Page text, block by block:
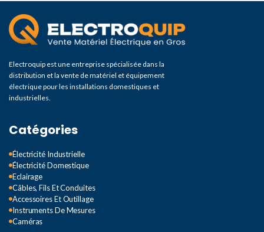
Electroquip est une entreprise spécialisée dans la
distribution et la vente de matériel et équipement
électrique pour les installations domestiques et
industrielles.
Catégories
Électricité Industrielle
Électricité Domestique
Eclairage
Câbles, Fils Et Conduites
Accessoires Et Outillage
Instruments De Mesures
Caméras